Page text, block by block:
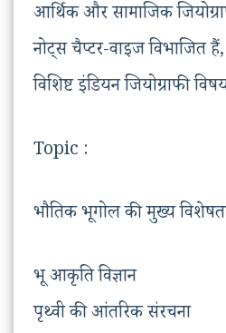
आर्थिक और सामाजिक
नोट्स चैप्टर-वाइज विभाजित
विशिष्ट इंडियन जियोग्राफी
Topic :
भौतिक भूगोल की मुख्य
भू आकृति विज्ञान
पृथ्वी की आंतरिक संरचना